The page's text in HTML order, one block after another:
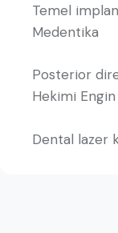
Temel
Medentika
Posterior
Hekimi
Dental lazer